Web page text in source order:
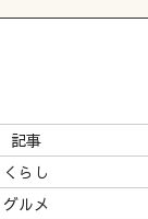
記事
くらし
グルメ